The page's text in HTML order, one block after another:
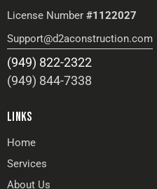
License Number #1122027
Support@d2aconstruction.com
(949) 822-2322
(949) 844-7338
LINKS
Home
Services
About Us